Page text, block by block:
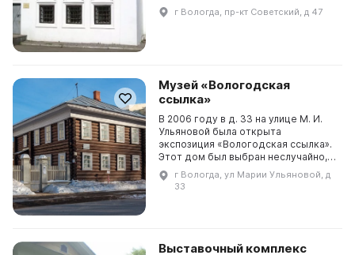
стулья из 1704 года с двумя
резными львами, било с вензелем и
г Вологда, пр-кт Советский, д 47
Музей «Вологодская
ссылка»
В 2006 году в д. 33 на улице М. И.
Ульяновой была открыта
экспозиция «Вологодская ссылка».
Этот дом был выбран неслучайно,
ведь в нем жил Иосиф
Виссарионович Джугашвили
г Вологда, ул Марии Ульяновой, д
33
Выставочный комплекс